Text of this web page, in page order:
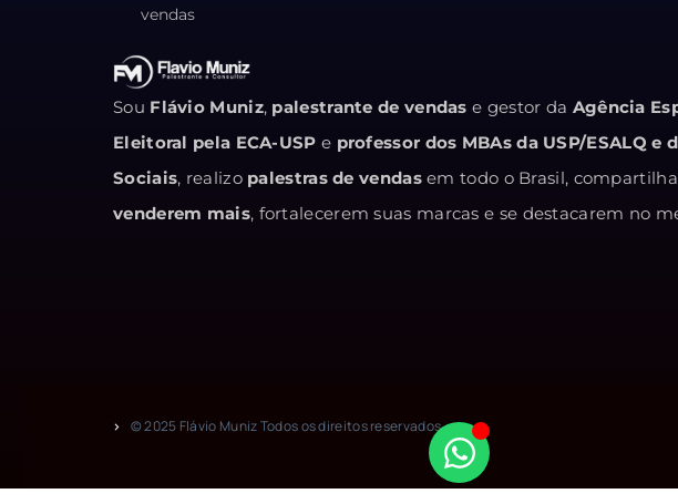
vendas
Sou Flávio Muniz, palestrante de vendas e gestor da Agência
Eleitoral pela ECA-USP e professor dos MBAs da USP/ESALQ e
Sociais, realizo palestras de vendasem todo o Brasil,
venderem mais, fortalecerem suas marcas e se destacarem no
© 2025 Flávio Muniz Todos os direitos reservados.